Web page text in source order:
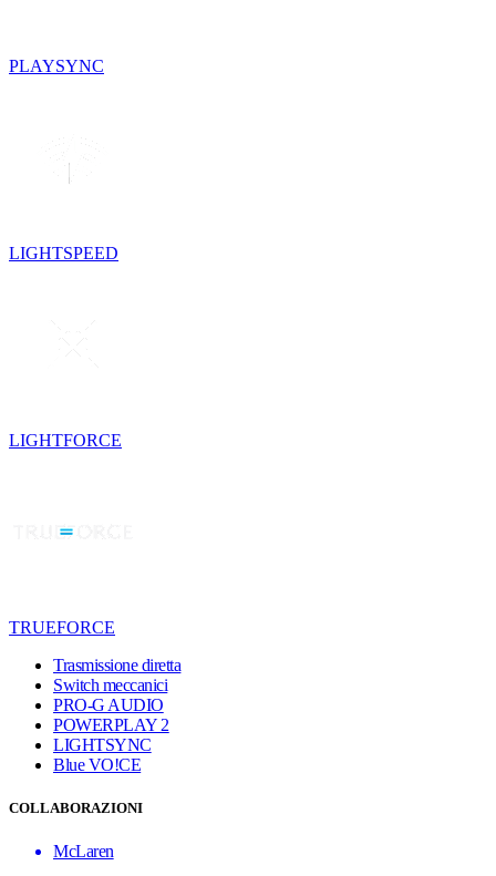
PLAYSYNC
LIGHTSPEED
LIGHTFORCE
TRUEFORCE
Trasmissione diretta
Switch meccanici
PRO-G AUDIO
POWERPLAY 2
LIGHTSYNC
Blue VO!CE
COLLABORAZIONI
McLaren